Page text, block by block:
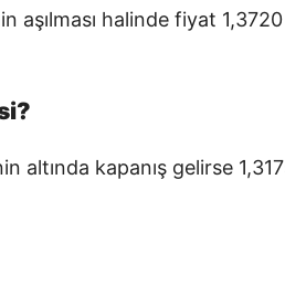
aşılması halinde fiyat
altında kapanış gelirse